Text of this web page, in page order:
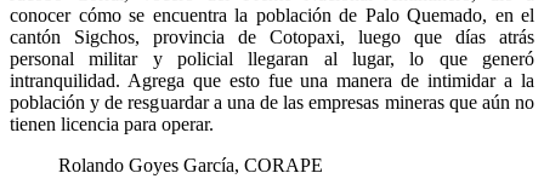
conocer cómo se encuentra la población de Palo Quemado, en el
cantón Sigchos, provincia de Cotopaxi, luego que días atrás
personal militar y policial llegaran al lugar, lo que generó
intranquilidad. Agrega que esto fue una manera de intimidar a la
población y de resguardar a una de las empresas mineras que aún no
tienen licencia para operar.
Rolando Goyes García, CORAPE